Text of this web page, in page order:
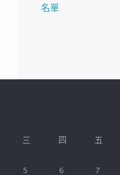
名單
三 四 五
5 6 7